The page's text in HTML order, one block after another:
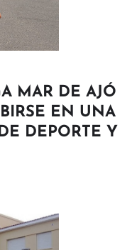
MAR DE AJÓ
EN UNA
DEPORTE Y